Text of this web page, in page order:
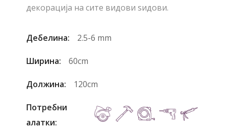
декорација на сите видови ѕидови.
Дебелина: 2.5-6 mm
Ширина: 60cm
Должина: 120cm
Потребни
алатки: